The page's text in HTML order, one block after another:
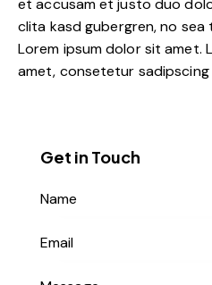
clita kasd gubergren, no
Lorem ipsum dolor sit amet.
amet, consetetur sadipscing
Get in Touch